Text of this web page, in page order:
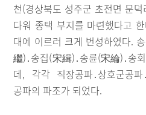
천(경상북도 성주군 초전면 문
다워 종택 부지를 마련했다고
대에 이르러 크게 번성하였다.
繼)․송집(宋緝)․송륜(宋綸)․송
데, 각각 직장공파․상호군공파
공파의 파조가 되었다.